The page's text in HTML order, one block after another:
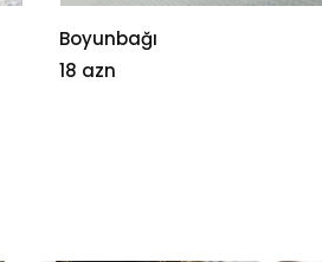
Boyunbağı
18 azn